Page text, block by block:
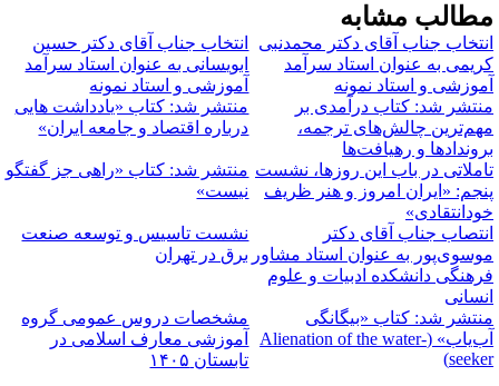
مشابه
جناب آقای دکتر محمدنبی
به عنوان استاد سرآمد
و استاد نمونه
انتخاب جناب آقای دکتر حسین
ابویسانی به عنوان استاد سرآمد
آموزشی و استاد نمونه
شد: کتاب درآمدی بر
چالش‌های ترجمه،
و رهیافت‌ها
منتشر شد: کتاب «یادداشت هایی
درباره اقتصاد و جامعه ایران»
در باب این روزها، نشست
«ایران امروز و هنر ظریف
منتشر شد: کتاب «راهی جز گفتگو
نیست»
جناب آقای دکتر
به عنوان استاد مشاور
دانشکده ادبیات و علوم
نشست تاسیس و توسعه صنعت
برق در تهران
شد: کتاب «بیگانگی
آب‌یاب» (Alienation of the water-
مشخصات دروس عمومی گروه
آموزشی معارف اسلامی در
تابستان ۱۴۰۵